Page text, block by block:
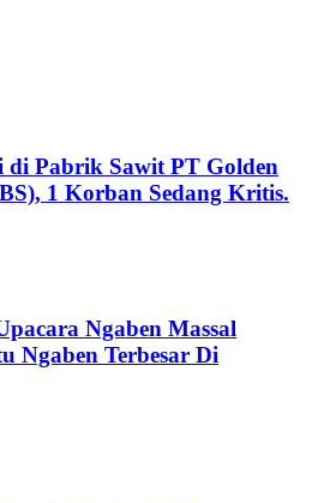
di Pabrik Sawit PT Golden
1 Korban Sedang Kritis.
Ngaben Massal
Ngaben Terbesar Di